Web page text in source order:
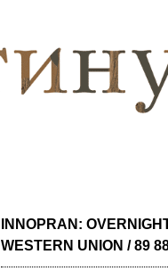
INNOPRAN:
WESTERN UNION / 89